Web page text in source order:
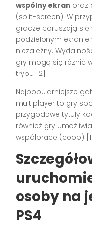
wspólny ekran oraz
(split-screen). W
gracze poruszają
podzielonym
niezależny.
gry mogą się różnić
trybu [2] .
Najpopularniejsze
multiplayer to gry
przygodowe tytuły
również gry
współpracę (coop)
osoby na
PS4